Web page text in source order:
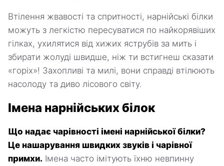
Втілення жвавості та спритності, нарнійські білки
можуть з легкістю пересуватися по найкорявіших
гілках, ухилятися від хижих яструбів за мить і
збирати жолуді швидше, ніж ти встигнеш сказати
«горіх»! Захопливі та милі, вони справді втілюють
насолоду та диво лісового світу.
Імена нарнійських білок
Що надає чарівності імені нарнійської білки?
Це нашарування швидких звуків і чарівної
примхи. Імена часто імітують їхню невпинну